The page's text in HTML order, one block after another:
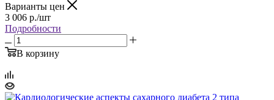
Варианты цен
3 006 р./шт
Подробности
В корзину